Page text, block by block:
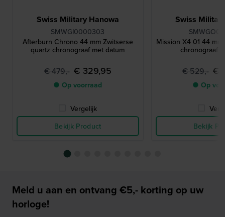
Swiss Military Hanowa
SMWGI0000303
Afterburn Chrono 44 mm Zwitserse
quartz chronograaf met datum
€ 479,- € 329,95
● Op voorraad
Vergelijk
Bekijk Product
Swiss
Mission X4 01 44
chronograaf
€ 529,- €
● Op
Bekijk
Meld u aan en ontvang €5,- korting op uw
horloge!